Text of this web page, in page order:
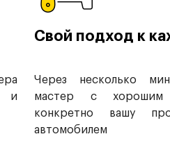
и
Свой подход к
Через несколько
мастер с хорошим
конкретно вашу
автомобилем